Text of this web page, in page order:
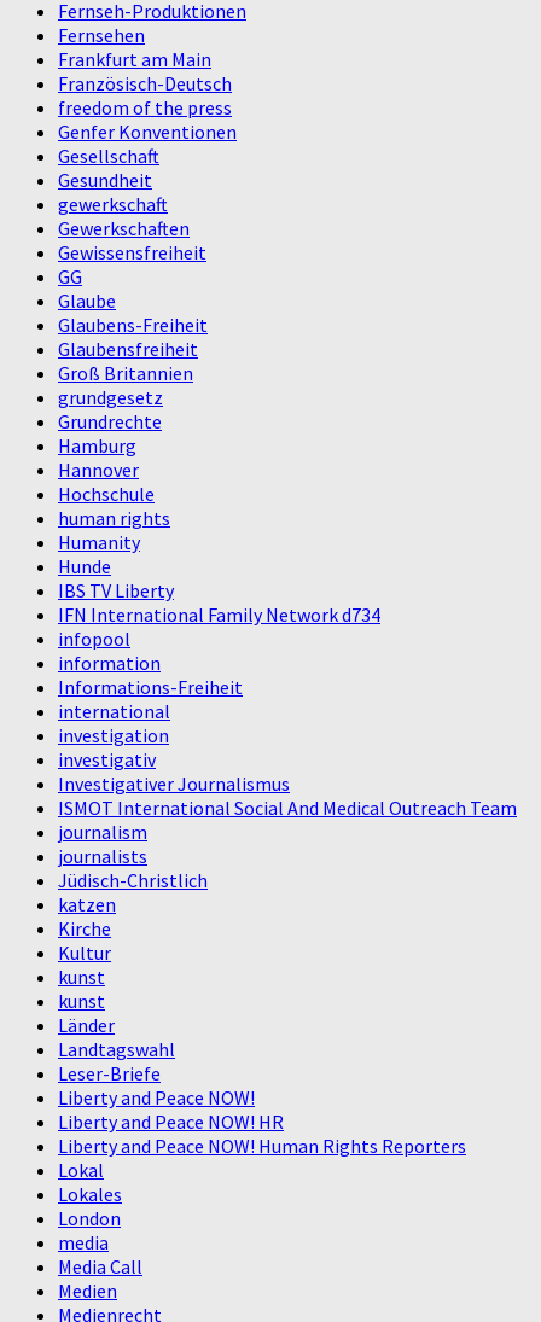
Fernseh-Produktionen
Fernsehen
Frankfurt am Main
Französisch-Deutsch
freedom of the press
Genfer Konventionen
Gesellschaft
Gesundheit
gewerkschaft
Gewerkschaften
Gewissensfreiheit
GG
Glaube
Glaubens-Freiheit
Glaubensfreiheit
Groß Britannien
grundgesetz
Grundrechte
Hamburg
Hannover
Hochschule
human rights
Humanity
Hunde
IBS TV Liberty
IFN International Family Network d734
infopool
information
Informations-Freiheit
international
investigation
investigativ
Investigativer Journalismus
ISMOT International Social And Medical Outreach Team
journalism
journalists
Jüdisch-Christlich
katzen
Kirche
Kultur
kunst
kunst
Länder
Landtagswahl
Leser-Briefe
Liberty and Peace NOW!
Liberty and Peace NOW! HR
Liberty and Peace NOW! Human Rights Reporters
Lokal
Lokales
London
media
Media Call
Medien
Medienrecht